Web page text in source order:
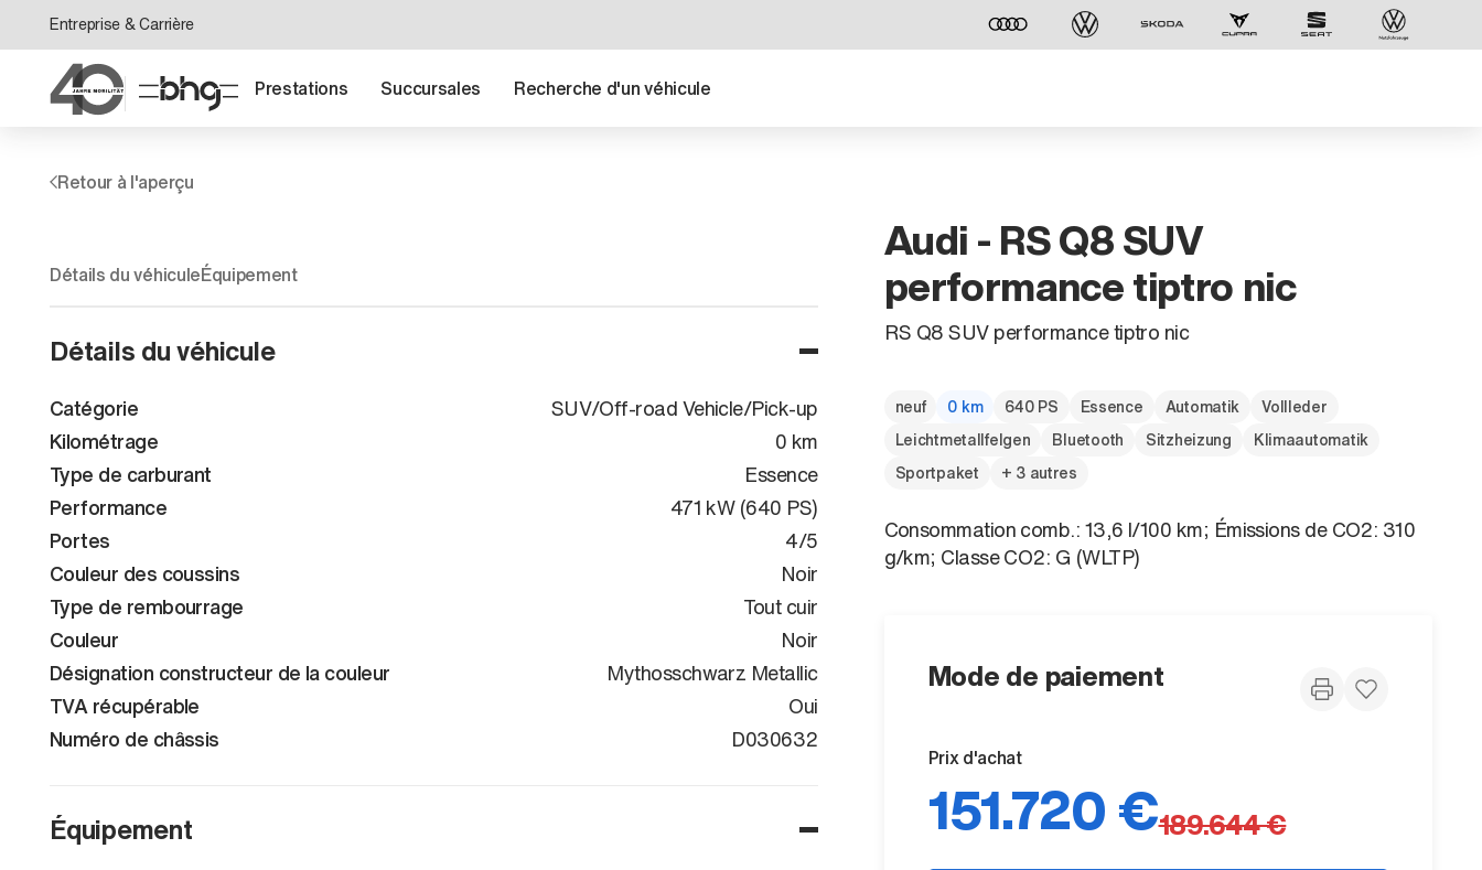
Entreprise & Carrière
Prestations Succursales Recherche d'un véhicule
Retour à l'aperçu
Détails du véhiculeÉquipement
Détails du véhicule
Catégorie
SUV/Off-road Vehicle/Pick-up
Kilométrage
0 km
Type de carburant
Essence
Performance
471 kW (640 PS)
Portes
4/5
Couleur des coussins
Noir
Type de rembourrage
Tout cuir
Couleur
Noir
Désignation constructeur de la couleur
Mythosschwarz Metallic
TVA récupérable
Oui
Numéro de châssis
D030632
Équipement
Audi - RS Q8 SUV
performance tiptro nic
RS Q8 SUV performance tiptro nic
neuf 0 km 640 PS Essence Automatik
Vollleder
Leichtmetallfelgen
Bluetooth Sitzheizung
Klimaautomatik
Sportpaket
+ 3 autres
Consommation comb.: 13,6 l/100 km; Émissions de CO2: 310
g/km; Classe CO2: G (WLTP)
Mode de paiement
Prix d'achat
151.720 €189.644 €